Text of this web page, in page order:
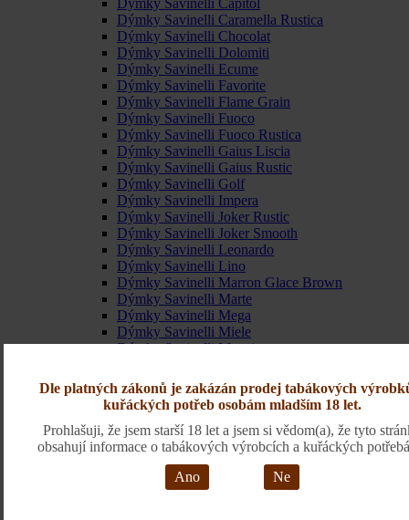
Dýmky Savinelli Capitol
Dýmky Savinelli Caramella Rustica
Dýmky Savinelli Chocolat
Dýmky Savinelli Dolomiti
Dýmky Savinelli Ecume
Dýmky Savinelli Favorite
Dýmky Savinelli Flame Grain
Dýmky Savinelli Fuoco
Dýmky Savinelli Fuoco Rustica
Dýmky Savinelli Gaius Liscia
Dýmky Savinelli Gaius Rustic
Dýmky Savinelli Golf
Dýmky Savinelli Impera
Dýmky Savinelli Joker Rustic
Dýmky Savinelli Joker Smooth
Dýmky Savinelli Leonardo
Dýmky Savinelli Lino
Dýmky Savinelli Marron Glace Brown
Dýmky Savinelli Marte
Dýmky Savinelli Mega
Dýmky Savinelli Miele
Dýmky Savinelli Monsieur
Dýmky Savinelli Oceano
Dýmky Savinelli Octavia Rustica
Dýmky Savinelli One
Dýmky Savinelli Ontario
Dýmky Savinelli Orient
Dýmky Savinelli Oscar Tiger
Dýmky Savinelli Pianoforte
Dle platných zákonů je zakázán prodej tabákových
kuřáckých potřeb osobám mladším 18 let.
Prohlašuji, že jsem starší 18 let a jsem si vědom(a), že tyto
obsahují informace o tabákových výrobcích a kuřáckých
Ano
Ne